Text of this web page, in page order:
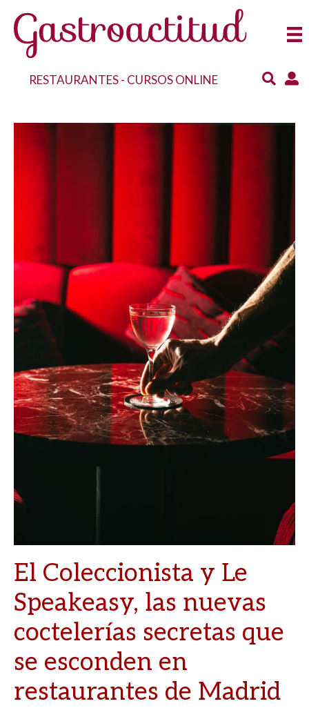
RESTAURANTES- CURSOS ONLINE
El Coleccionista y Le
Speakeasy, las nuevas
coctelerías secretas que
se esconden en
restaurantes de Madrid